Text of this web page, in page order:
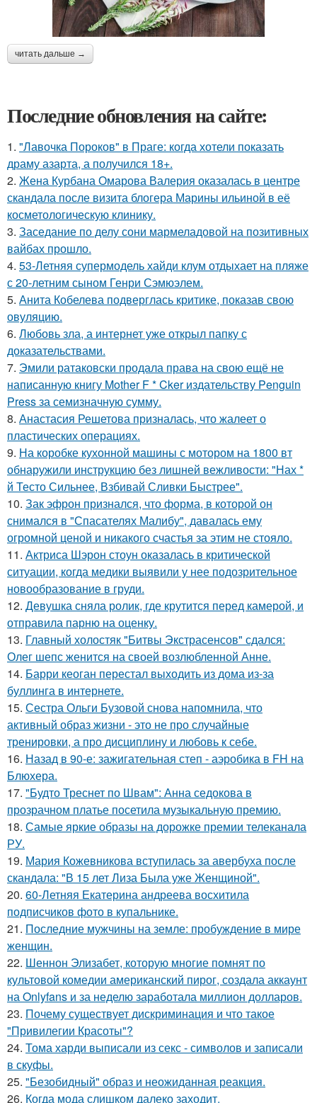
читать дальше →
Последние обновления на сайте:
1. "Лавочка Пороков" в Праге: когда хотели показать
драму азарта, а получился 18+.
2. Жена Курбана Омарова Валерия оказалась в центре
скандала после визита блогера Марины ильиной в её
косметологическую клинику.
3. Заседание по делу сони мармеладовой на позитивных
вайбах прошло.
4. 53-Летняя супермодель хайди клум отдыхает на пляже
с 20-летним сыном Генри Сэмюэлем.
5. Анита Кобелева подверглась критике, показав свою
овуляцию.
6. Любовь зла, а интернет уже открыл папку с
доказательствами.
7. Эмили ратаковски продала права на свою ещё не
написанную книгу Mother F * Cker издательству Penguin
Press за семизначную сумму.
8. Анастасия Решетова призналась, что жалеет о
пластических операциях.
9. На коробке кухонной машины с мотором на 1800 вт
обнаружили инструкцию без лишней вежливости: "Нах *
й Тесто Сильнее, Взбивай Сливки Быстрее".
10. Зак эфрон признался, что форма, в которой он
снимался в "Спасателях Малибу", давалась ему
огромной ценой и никакого счастья за этим не стояло.
11. Актриса Шэрон стоун оказалась в критической
ситуации, когда медики выявили у нее подозрительное
новообразование в груди.
12. Девушка сняла ролик, где крутится перед камерой, и
отправила парню на оценку.
13. Главный холостяк "Битвы Экстрасенсов" сдался:
Олег шепс женится на своей возлюбленной Анне.
14. Барри кеоган перестал выходить из дома из-за
буллинга в интернете.
15. Сестра Ольги Бузовой снова напомнила, что
активный образ жизни - это не про случайные
тренировки, а про дисциплину и любовь к себе.
16. Назад в 90-е: зажигательная степ - аэробика в FH на
Блюхера.
17. "Будто Треснет по Швам": Анна седокова в
прозрачном платье посетила музыкальную премию.
18. Самые яркие образы на дорожке премии телеканала
РУ.
19. Мария Кожевникова вступилась за авербуха после
скандала: "В 15 лет Лиза Была уже Женщиной".
20. 60-Летняя Екатерина андреева восхитила
подписчиков фото в купальнике.
21. Последние мужчины на земле: пробуждение в мире
женщин.
22. Шеннон Элизабет, которую многие помнят по
культовой комедии американский пирог, создала аккаунт
на Onlyfans и за неделю заработала миллион долларов.
23. Почему существует дискриминация и что такое
"Привилегии Красоты"?
24. Тома харди выписали из секс - символов и записали
в скуфы.
25. "Безобидный" образ и неожиданная реакция.
26. Когда мода слишком далеко заходит.